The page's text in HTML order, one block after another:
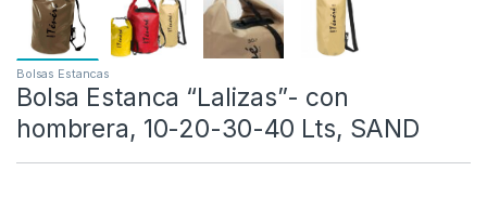
Bolsas Estancas
Bolsa Estanca “Lalizas”- con
hombrera, 10-20-30-40 Lts, SAND